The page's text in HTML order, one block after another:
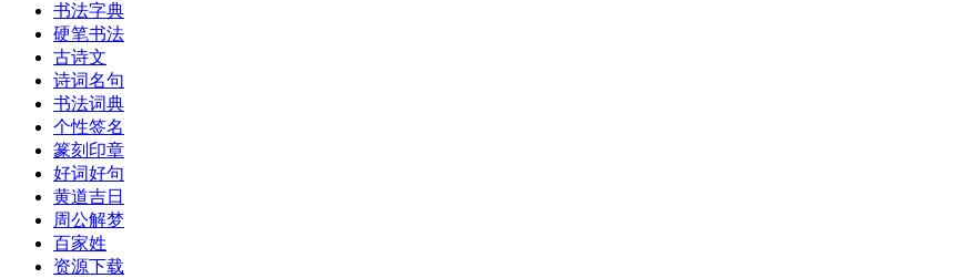
书法字典
硬笔书法
古诗文
诗词名句
书法词典
个性签名
篆刻印章
好词好句
黄道吉日
周公解梦
百家姓
资源下载